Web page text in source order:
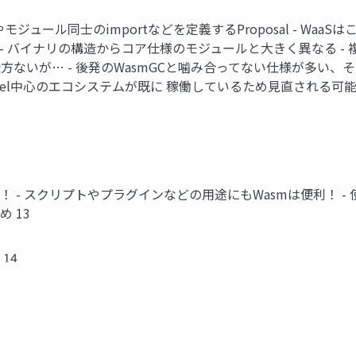
ジュール同士のimportなどを定義するProposal - WaaSは
イナリの構造からコア仕様のモジュールと大きく異なる
ないが… - 後発のWasmGCと噛み合ってない仕様が多い、
中心のエコシステムが既に 稼働しているため見直される
- スクリプトやプラグインなどの用途にもWasmは便利！
13